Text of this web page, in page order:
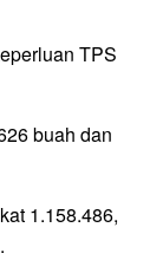
TPS
buah dan
1.158.486,